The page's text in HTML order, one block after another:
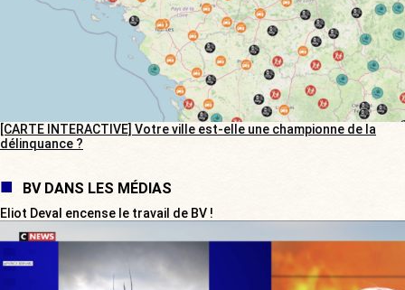
[CARTE INTERACTIVE] Votre ville est-elle une championne de la
délinquance ?
BV DANS LES MÉDIAS
Eliot Deval encense le travail de BV !